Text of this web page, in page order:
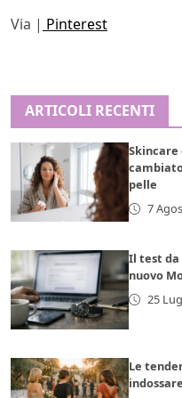
Via | Pinterest
ARTICOLI RECENTI
pelle
7
Il test da
nuovo
25
Le